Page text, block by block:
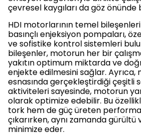
çevresel kaygıları da göz önünde
HDI motorlarının temel
basınçlı enjeksiyon pompaları,
ve sofistike kontrol sistemleri
bileşenler, motorun her bir
yakıtın optimum miktarda ve
enjekte edilmesini sağlar. Ayrıca,
esnasında gerçekleştirdiği çeşitli
aktiviteleri sayesinde, motorun
olarak optimize edebilir. Bu
tork hem de güç üreten
çıkarırken, aynı zamanda
minimize eder.